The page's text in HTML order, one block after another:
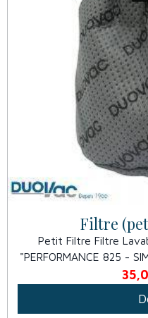
Filtre
Petit Filtre Filtre
"PERFORMANCE 825 -